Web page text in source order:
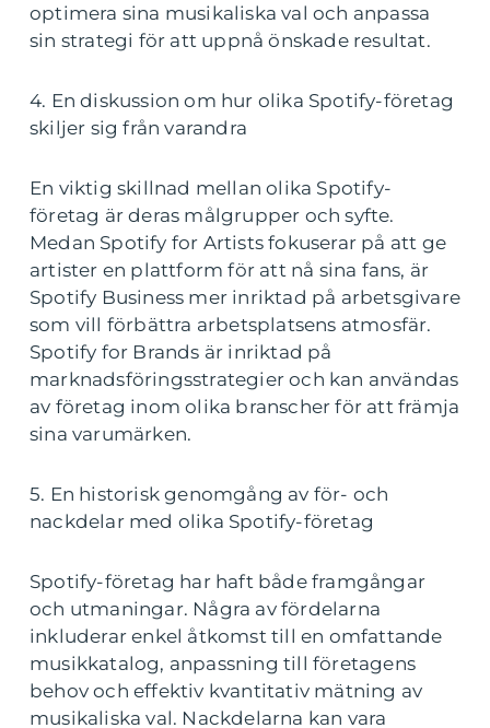
optimera sina musikaliska val och anpassa
sin strategi för att uppnå önskade resultat.
4. En diskussion om hur olika Spotify-företag
skiljer sig från varandra
En viktig skillnad mellan olika Spotify-
företag är deras målgrupper och syfte.
Medan Spotify for Artists fokuserar på att ge
artister en plattform för att nå sina fans, är
Spotify Business mer inriktad på arbetsgivare
som vill förbättra arbetsplatsens atmosfär.
Spotify for Brands är inriktad på
marknadsföringsstrategier och kan användas
av företag inom olika branscher för att främja
sina varumärken.
5. En historisk genomgång av för- och
nackdelar med olika Spotify-företag
Spotify-företag har haft både framgångar
och utmaningar. Några av fördelarna
inkluderar enkel åtkomst till en omfattande
musikkatalog, anpassning till företagens
behov och effektiv kvantitativ mätning av
musikaliska val. Nackdelarna kan vara